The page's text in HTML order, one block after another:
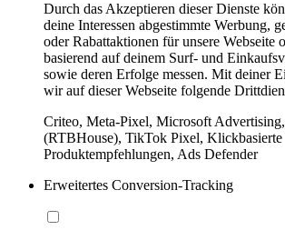
Durch das Akzeptieren dieser Dienste
deine Interessen abgestimmte Werbung,
oder Rabattaktionen für unsere Webseite
basierend auf deinem Surf- und
sowie deren Erfolge messen. Mit deiner
wir auf dieser Webseite folgende
Criteo, Meta-Pixel, Microsoft
(RTBHouse), TikTok Pixel, Klickbasierte
Produktempfehlungen, Ads Defender
Erweitertes Conversion-Tracking